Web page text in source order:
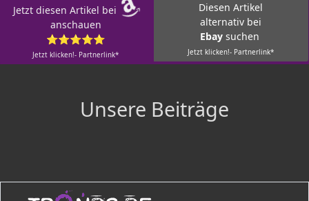
Jetzt diesen Artikel bei
anschauen
⭐⭐⭐⭐⭐
Jetzt klicken!- Partnerlink*
Diesen Artikel
alternativ bei
Ebay suchen
Jetzt klicken!- Partnerlink*
Unsere Beiträge